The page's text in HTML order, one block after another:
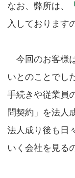
なお、弊所は、
入しております
今回のお客様
いとのことでし
手続きや従業員
問契約」を法人
法人成り後も日
いく会社を見る